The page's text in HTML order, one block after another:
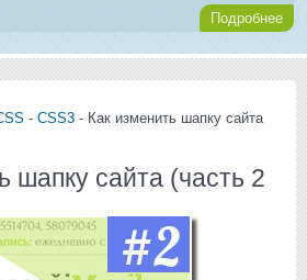
Подробнее
- CSS3 - Как изменить шапку сайта
шапку сайта (часть 2